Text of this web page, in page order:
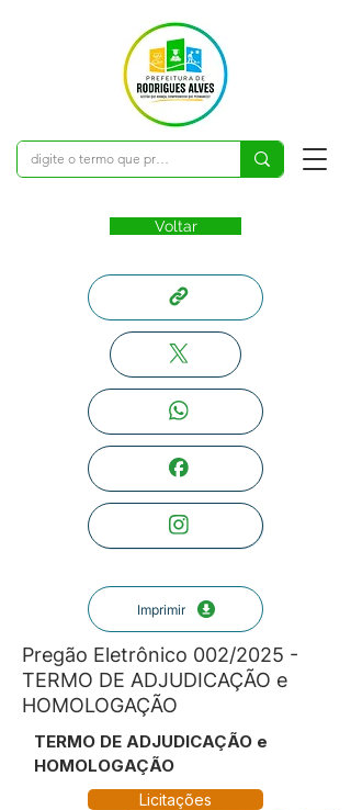
Voltar
Imprimir
Pregão Eletrônico 002/2025 -
TERMO DE ADJUDICAÇÃO e
HOMOLOGAÇÃO
TERMO DE ADJUDICAÇÃO e
HOMOLOGAÇÃO
Licitações